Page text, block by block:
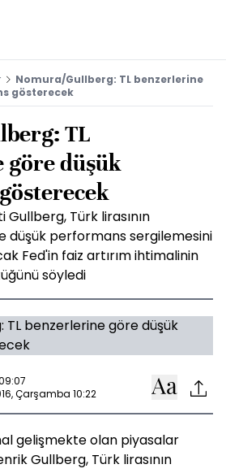
Nomura/Gullberg: TL benzerlerine
gösterecek
TL
göre düşük
Türk lirasının
düşük performans sergilemesini
Fed'in faiz artırım ihtimalinin
söyledi
Çarşamba 10:22
gelişmekte olan piyasalar
Gullberg, Türk lirasının